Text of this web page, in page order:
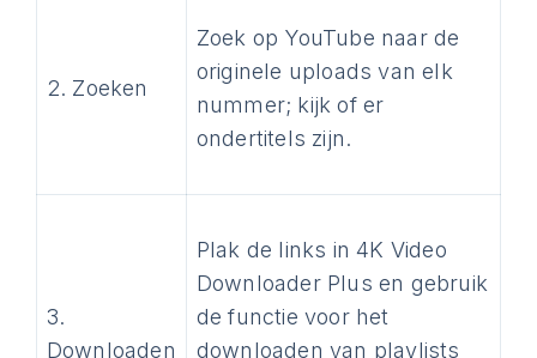
2. Zoeken
Zoek op YouTube naar de
originele uploads van elk
nummer; kijk of er
ondertitels zijn.
3.
Downloaden
Plak de links in 4K Video
Downloader Plus en gebruik
de functie voor het
downloaden van playlists